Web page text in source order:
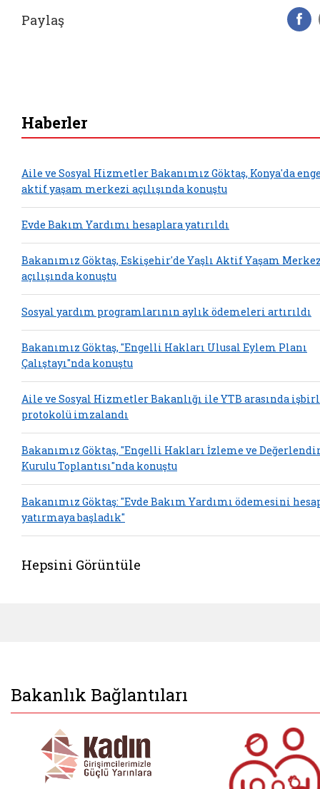
Paylaş
Haberler
Aile ve Sosyal Hizmetler Bakanımız Göktaş, Konya'da
aktif yaşam merkezi açılışında konuştu
Evde Bakım Yardımı hesaplara yatırıldı
Bakanımız Göktaş, Eskişehir'de Yaşlı Aktif Yaşam
açılışında konuştu
Sosyal yardım programlarının aylık ödemeleri artırıldı
Bakanımız Göktaş, "Engelli Hakları Ulusal Eylem Planı
Çalıştayı"nda konuştu
Aile ve Sosyal Hizmetler Bakanlığı ile YTB arasında
protokolü imzalandı
Bakanımız Göktaş, "Engelli Hakları İzleme ve
Kurulu Toplantısı"nda konuştu
Bakanımız Göktaş: "Evde Bakım Yardımı ödemesini
yatırmaya başladık"
Hepsini Görüntüle
Bakanlık Bağlantıları